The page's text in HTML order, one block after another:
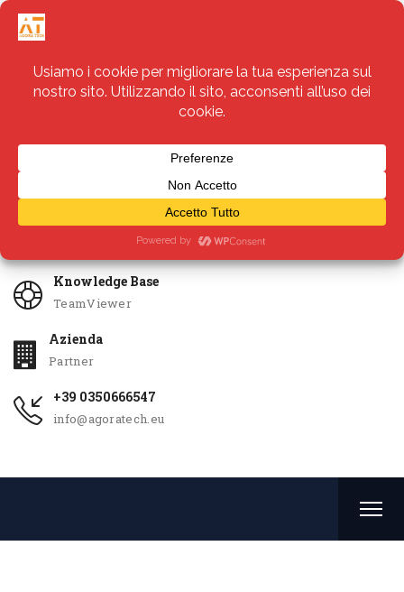
Servizi
Knowledge Base
TeamViewer
Azienda
Partner
+39 0350666547
info@agoratech.eu